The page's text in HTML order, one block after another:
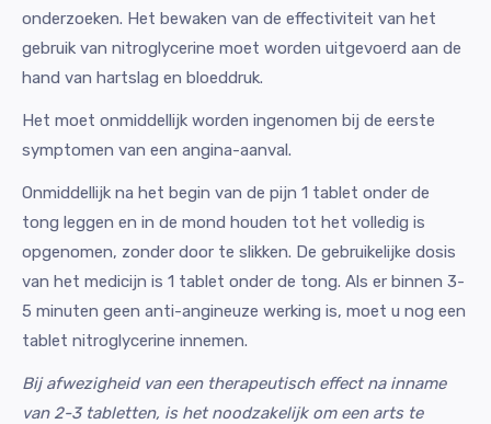
onderzoeken. Het bewaken van de effectiviteit van het
gebruik van nitroglycerine moet worden uitgevoerd aan de
hand van hartslag en bloeddruk.
Het moet onmiddellijk worden ingenomen bij de eerste
symptomen van een angina-aanval.
Onmiddellijk na het begin van de pijn 1 tablet onder de
tong leggen en in de mond houden tot het volledig is
opgenomen, zonder door te slikken. De gebruikelijke dosis
van het medicijn is 1 tablet onder de tong. Als er binnen 3-
5 minuten geen anti-angineuze werking is, moet u nog een
tablet nitroglycerine innemen.
Bij afwezigheid van een therapeutisch effect na inname
van 2-3 tabletten, is het noodzakelijk om een arts te